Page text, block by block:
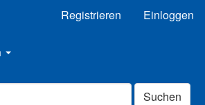
Registrieren Einloggen
Suchen